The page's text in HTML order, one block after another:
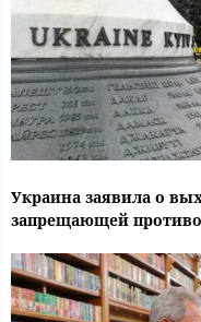
Украина заявила о
запрещающей